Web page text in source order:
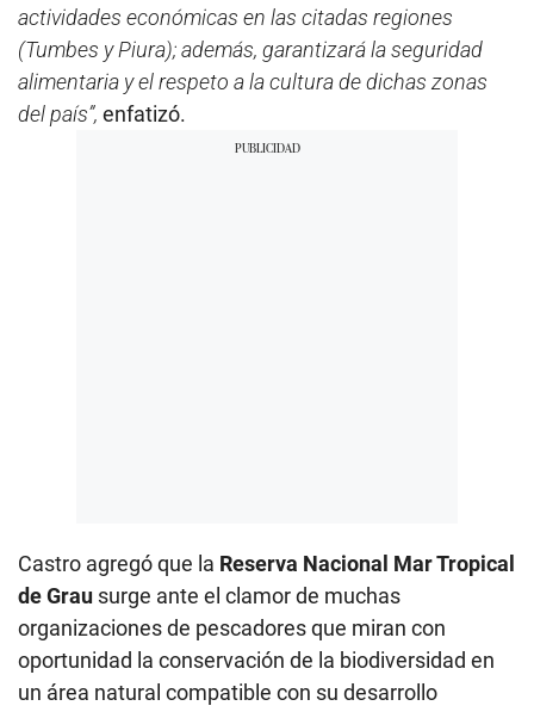
actividades económicas en las citadas regiones
(Tumbes y Piura); además, garantizará la seguridad
alimentaria y el respeto a la cultura de dichas zonas
del país”, enfatizó.
Castro agregó que la Reserva Nacional Mar Tropical
de Grau surge ante el clamor de muchas
organizaciones de pescadores que miran con
oportunidad la conservación de la biodiversidad en
un área natural compatible con su desarrollo